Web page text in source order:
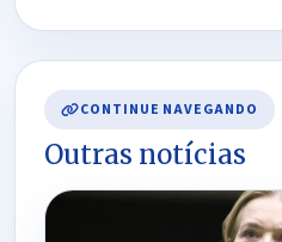
CONTINUE NAVEGANDO
Outras notícias